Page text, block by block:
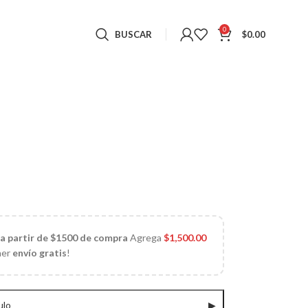
BUSCAR 0 $0.00
partir de $1500 de compra Agrega$1,500.00
envío gratis!
▶